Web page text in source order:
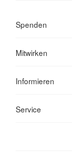
Spenden
Mitwirken
Informieren
Service